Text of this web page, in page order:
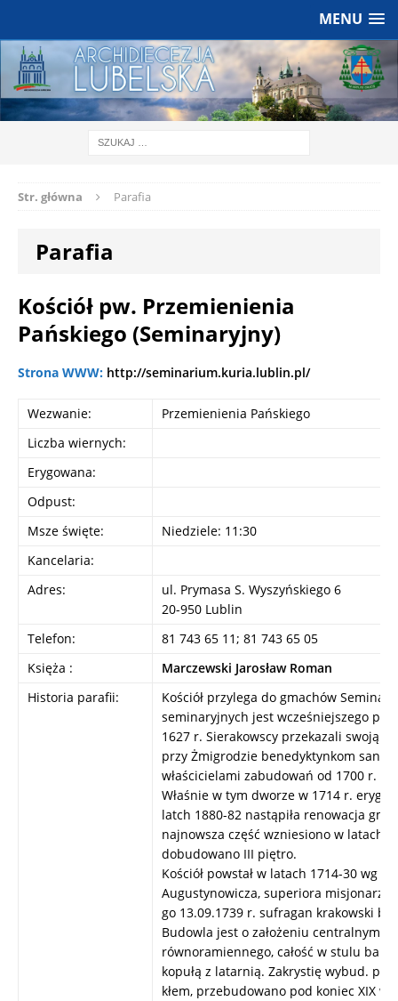
MENU
Str. główna Parafia
Parafia
Kościół pw. Przemienienia
Pańskiego (Seminaryjny)
Strona WWW: http://seminarium.kuria.lublin.pl/
Wezwanie:
Przemienienia Pańskiego
Liczba wiernych:
Erygowana:
Odpust:
Msze święte:
Niedziele: 11:30
Kancelaria:
Adres:
ul. Prymasa S. Wyszyńskiego 6
20-950 Lublin
Telefon:
81 743 65 11; 81 743 65 05
Księża :
Marczewski Jarosław Roman
Historia parafii:
Kościół przylega do gmachów
seminaryjnych jest wcześniejszego
1627 r. Sierakowscy przekazali swoją
przy Żmigrodzie benedyktynkom
właścicielami zabudowań od 1700 r.
Właśnie w tym dworze w 1714 r.
latch 1880-82 nastąpiła renowacja
najnowsza część wzniesiono w latach
dobudowano III piętro.
Kościół powstał w latach 1714-30 wg
Augustynowicza, superiora misjonarzy
go 13.09.1739 r. sufragan krakowski bp
Budowla jest o założeniu centralnym w
równoramiennego, całość w stulu
kopułą z latarnią. Zakrystię wybud.
kłem, przebudowano pod koniec XIX w.